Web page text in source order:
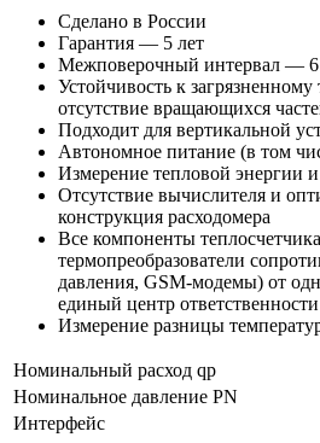
Сделано в России
Гарантия — 5 лет
Межповерочный интервал — 6
Устойчивость к
отсутствие вращающихся
Подходит для вертикальной
Автономное питание (в том
Измерение тепловой энергии
Отсутствие вычислителя и
конструкция расходомера
Все компоненты
термопреобразователи
давления, GSM-модемы) от
единый центр ответственности
Измерение разницы
Номинальный расход qp
Номинальное давление PN
Интерфейс